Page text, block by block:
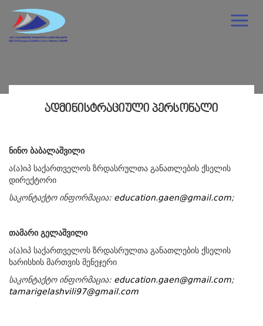
ᲐᲓᲛᲘᲜᲘᲡᲢᲠᲐᲪᲘᲣᲚᲘ ᲞᲔᲠᲡᲝᲜᲐᲚᲘ
ნინო ბაბალაშვილი
ა(ა)იპ საქართველოს ზრდასრულთა განათლების ქსელის
დირექტორი
საკონტაქტო ინფორმაცია: education.gaen@gmail.com;
თამარი გელაშვილი
ა(ა)იპ საქართველოს ზრდასრულთა განათლების ქსელის
ხარისხის მართვის მენეჯერი
საკონტაქტო ინფორმაცია: education.gaen@gmail.com;
tamarigelashvili97@gmail.com